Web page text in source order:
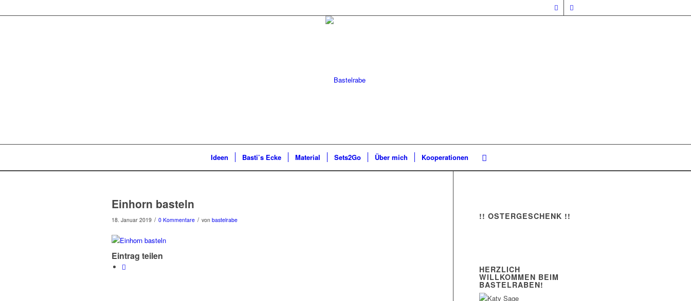
Ideen Basti’s Ecke Material Sets2Go Über mich Kooperationen
Einhorn basteln
18. Januar 2019 / 0 Kommentare / von bastelrabe
Eintrag teilen
!! OSTERGESCHENK !!
HERZLICH
WILLKOMMEN BEIM
BASTELRABEN!